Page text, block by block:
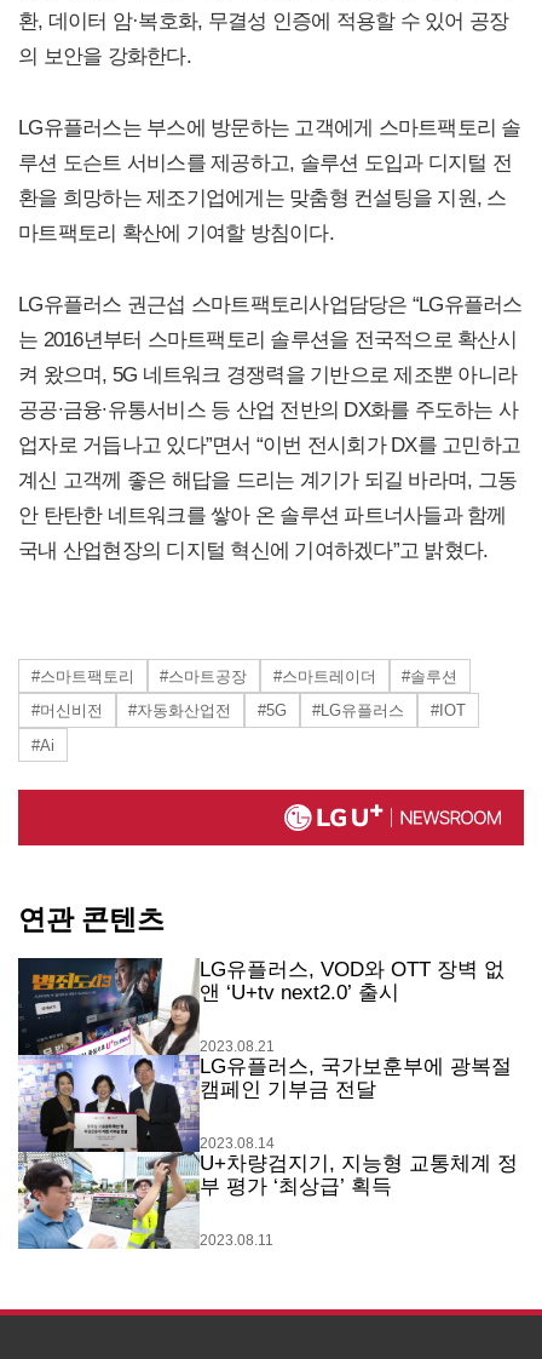
환, 데이터 암·복호화, 무결성 인증에 적용할 수 있어 공장
의 보안을 강화한다.
LG유플러스는 부스에 방문하는 고객에게 스마트팩토리 솔
루션 도슨트 서비스를 제공하고, 솔루션 도입과 디지털 전
환을 희망하는 제조기업에게는 맞춤형 컨설팅을 지원, 스
마트팩토리 확산에 기여할 방침이다.
LG유플러스 권근섭 스마트팩토리사업담당은 “LG유플러스
는 2016년부터 스마트팩토리 솔루션을 전국적으로 확산시
켜 왔으며, 5G 네트워크 경쟁력을 기반으로 제조뿐 아니라
공공∙금융∙유통서비스 등 산업 전반의 DX화를 주도하는 사
업자로 거듭나고 있다”면서 “이번 전시회가 DX를 고민하고
계신 고객께 좋은 해답을 드리는 계기가 되길 바라며, 그동
안 탄탄한 네트워크를 쌓아 온 솔루션 파트너사들과 함께
국내 산업현장의 디지털 혁신에 기여하겠다”고 밝혔다.
#스마트팩토리 #스마트공장 #스마트레이더
#솔루션
#머신비전
#자동화산업전 #5G #LG유플러스
#IOT
#Ai
연관 콘텐츠
LG유플러스, VOD와 OTT 장벽 없
앤 ‘U+tv next2.0’ 출시
2023.08.21
LG유플러스, 국가보훈부에 광복절
캠페인 기부금 전달
2023.08.14
U+차량검지기, 지능형 교통체계 정
부 평가 ‘최상급’ 획득
2023.08.11